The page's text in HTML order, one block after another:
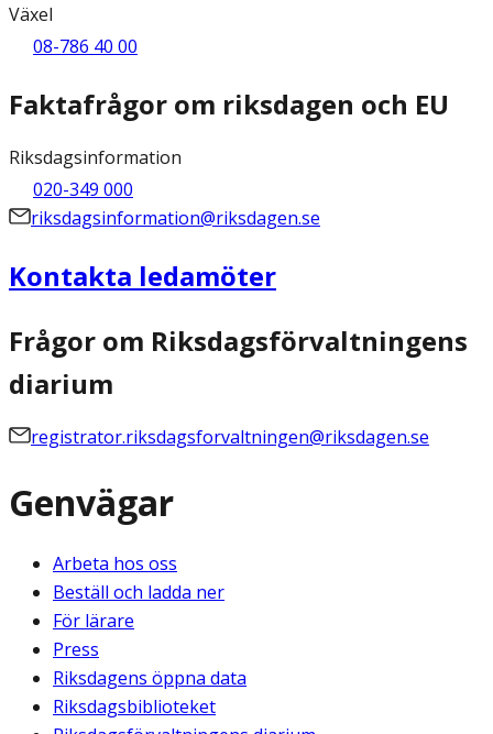
Växel
08-786 40 00
Faktafrågor om riksdagen och EU
Riksdagsinformation
020-349 000
riksdagsinformation@riksdagen.se
Kontakta ledamöter
Frågor om Riksdagsförvaltningens
diarium
registrator.riksdagsforvaltningen@riksdagen.se
Genvägar
Arbeta hos oss
Beställ och ladda ner
För lärare
Press
Riksdagens öppna data
Riksdagsbiblioteket